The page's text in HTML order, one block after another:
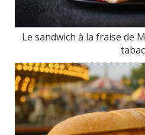
Le sandwich à la fraise de
tabac